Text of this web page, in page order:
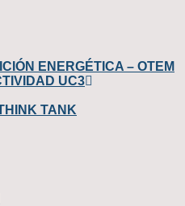
ENERGÉTICA – OTEM
UC3
TANK